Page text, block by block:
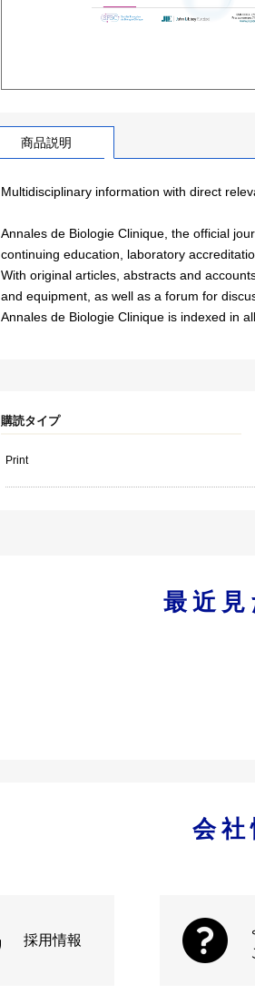
商品説明
Multidisciplinary information with direct
Annales de Biologie Clinique, the official
continuing education, laboratory
With original articles, abstracts and
and equipment, as well as a forum for
Annales de Biologie Clinique is indexed in
購読タイプ
Print
最近見
会社
採用情報